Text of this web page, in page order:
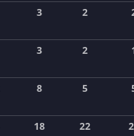
3 2
3 2
8 5
18 22